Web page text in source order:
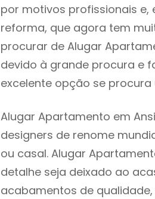
por motivos profissionais
reforma, que agora tem
procurar de Alugar
devido à grande procura e
excelente opção se
Alugar Apartamento em
designers de renome
ou casal. Alugar
detalhe seja deixado ao
acabamentos de